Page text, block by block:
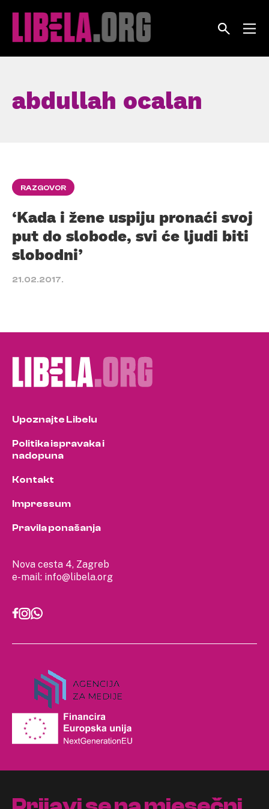
abdullah ocalan
RAZGOVOR
‘Kada i žene uspiju pronaći svoj
put do slobode, svi će ljudi biti
slobodni’
21.02.2017.
Nova cesta 4, Zagreb
e-mail: info@libela.org
Upoznajte Libelu
Politika ispravaka i
nadopuna
Kontakt
Impressum
Pravila ponašanja